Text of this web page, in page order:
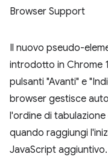
Browser Support
Il nuovo pseudo-
introdotto in Chrome
pulsanti "Avanti" e
browser gestisce
l'ordine di
quando raggiungi
JavaScript aggiuntivo.